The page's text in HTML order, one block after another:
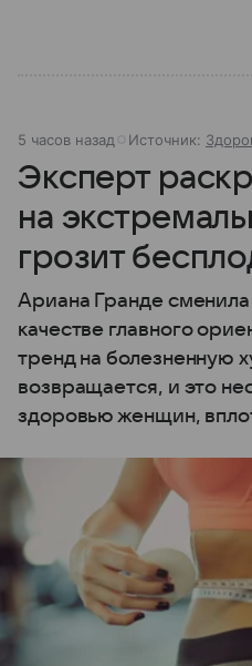
5 часов назад Источник:
Эксперт
на
грозит
Ариана Гранде сменила
качестве главного
тренд на болезненную
возвращается, и это
здоровью женщин,